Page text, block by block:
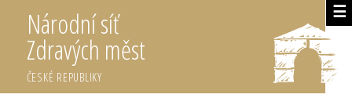
☰
Národní síť
Zdravých měst
ČESKÉ REPUBLIKY